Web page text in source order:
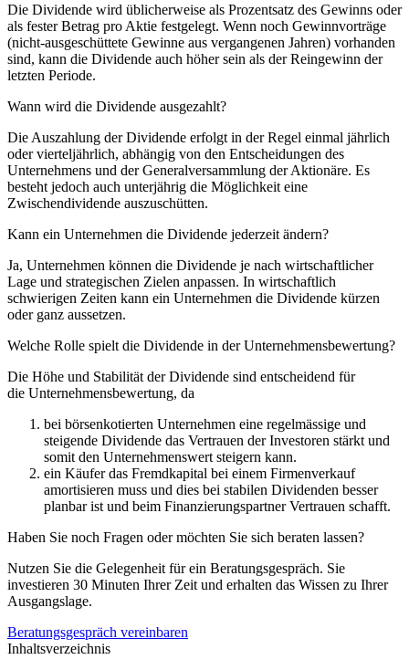
Die Dividende wird üblicherweise als Prozentsatz des Gewinns oder
als fester Betrag pro Aktie festgelegt. Wenn noch Gewinnvorträge
(nicht-ausgeschüttete Gewinne aus vergangenen Jahren) vorhanden
sind, kann die Dividende auch höher sein als der Reingewinn der
letzten Periode.
Wann wird die Dividende ausgezahlt?
Die Auszahlung der Dividende erfolgt in der Regel einmal jährlich
oder vierteljährlich, abhängig von den Entscheidungen des
Unternehmens und der Generalversammlung der Aktionäre. Es
besteht jedoch auch unterjährig die Möglichkeit eine
Zwischendividende auszuschütten.
Kann ein Unternehmen die Dividende jederzeit ändern?
Ja, Unternehmen können die Dividende je nach wirtschaftlicher
Lage und strategischen Zielen anpassen. In wirtschaftlich
schwierigen Zeiten kann ein Unternehmen die Dividende kürzen
oder ganz aussetzen.
Welche Rolle spielt die Dividende in der Unternehmensbewertung?
Die Höhe und Stabilität der Dividende sind entscheidend für
die Unternehmensbewertung, da
bei börsenkotierten Unternehmen eine regelmässige und
steigende Dividende das Vertrauen der Investoren stärkt und
somit den Unternehmenswert steigern kann.
ein Käufer das Fremdkapital bei einem Firmenverkauf
amortisieren muss und dies bei stabilen Dividenden besser
planbar ist und beim Finanzierungspartner Vertrauen schafft.
Haben Sie noch Fragen oder möchten Sie sich beraten lassen?
Nutzen Sie die Gelegenheit für ein Beratungsgespräch. Sie
investieren 30 Minuten Ihrer Zeit und erhalten das Wissen zu Ihrer
Ausgangslage.
Beratungsgespräch vereinbaren
Inhaltsverzeichnis